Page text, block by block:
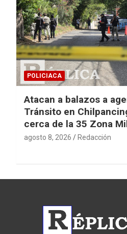
POLICIACA
Atacan a balazos a
Tránsito en
cerca de la 35 Zona
agosto 8, 2026 Redacción